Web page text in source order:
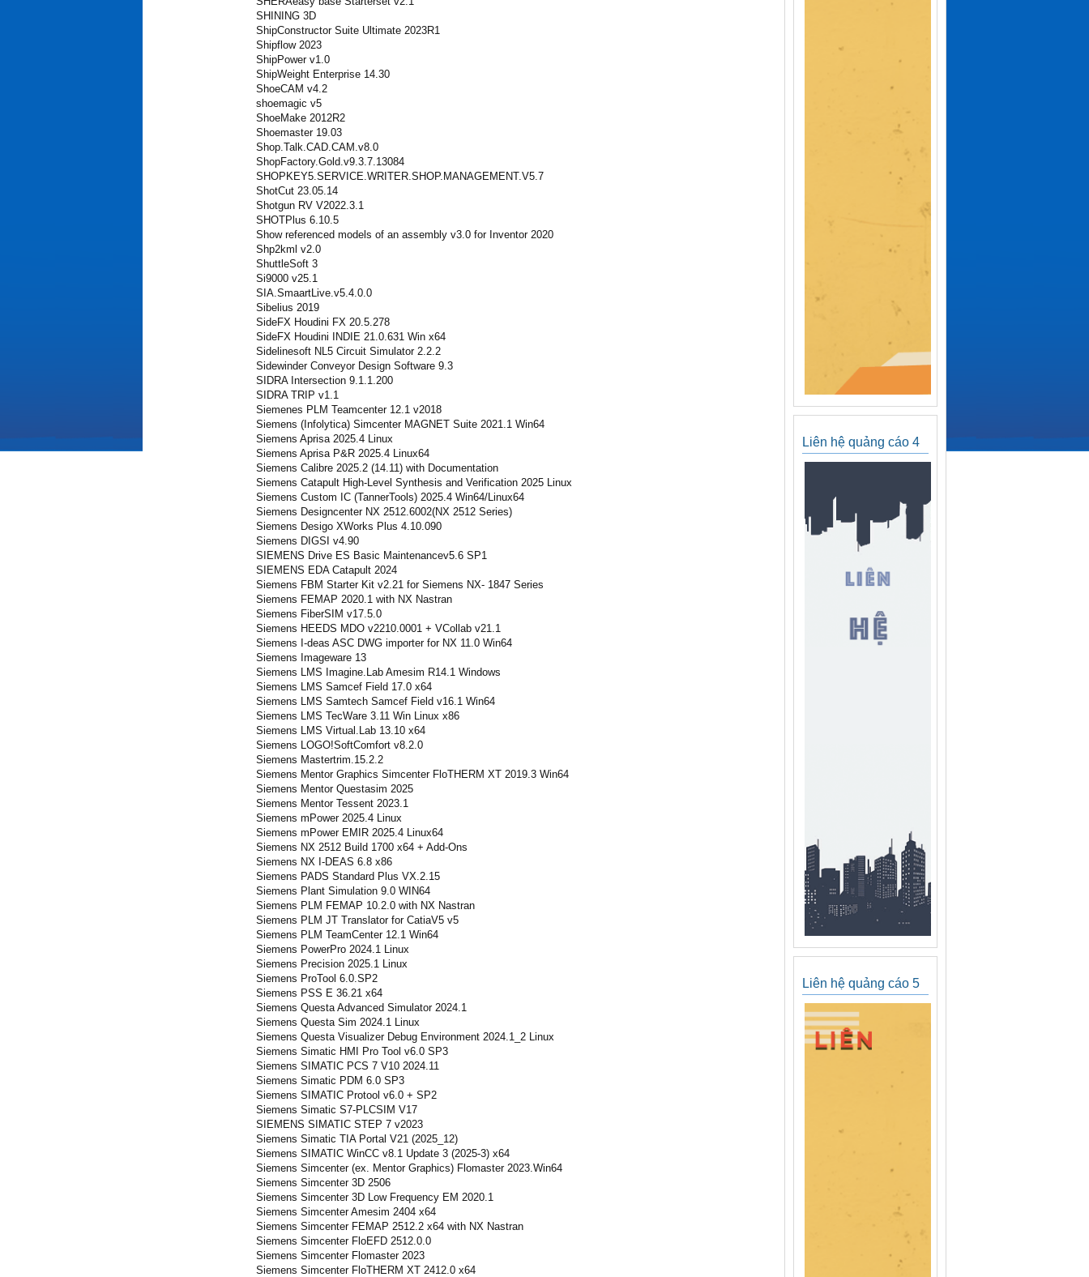
SHINING 3D
ShipConstructor Suite Ultimate 2023R1
Shipflow 2023
ShipPower v1.0
ShipWeight Enterprise 14.30
ShoeCAM v4.2
shoemagic v5
ShoeMake 2012R2
Shoemaster 19.03
Shop.Talk.CAD.CAM.v8.0
ShopFactory.Gold.v9.3.7.13084
SHOPKEY5.SERVICE.WRITER.SHOP.MANAGEMENT.V5.7
ShotCut 23.05.14
Shotgun RV V2022.3.1
SHOTPlus 6.10.5
Show referenced models of an assembly v3.0 for Inventor 2020
Shp2kml v2.0
ShuttleSoft 3
Si9000 v25.1
SIA.SmaartLive.v5.4.0.0
Sibelius 2019
SideFX Houdini FX 20.5.278
SideFX Houdini INDIE 21.0.631 Win x64
Sidelinesoft NL5 Circuit Simulator 2.2.2
Sidewinder Conveyor Design Software 9.3
SIDRA Intersection 9.1.1.200
SIDRA TRIP v1.1
Siemenes PLM Teamcenter 12.1 v2018
Siemens (Infolytica) Simcenter MAGNET Suite 2021.1 Win64
Siemens Aprisa 2025.4 Linux
Siemens Aprisa P&R 2025.4 Linux64
Siemens Calibre 2025.2 (14.11) with Documentation
Siemens Catapult High-Level Synthesis and Verification 2025 Linux
Siemens Custom IC (TannerTools) 2025.4 Win64/Linux64
Siemens Designcenter NX 2512.6002(NX 2512 Series)
Siemens Desigo XWorks Plus 4.10.090
Siemens DIGSI v4.90
SIEMENS Drive ES Basic Maintenancev5.6 SP1
SIEMENS EDA Catapult 2024
Siemens FBM Starter Kit v2.21 for Siemens NX- 1847 Series
Siemens FEMAP 2020.1 with NX Nastran
Siemens FiberSIM v17.5.0
Siemens HEEDS MDO v2210.0001 + VCollab v21.1
Siemens I-deas ASC DWG importer for NX 11.0 Win64
Siemens Imageware 13
Siemens LMS Imagine.Lab Amesim R14.1 Windows
Siemens LMS Samcef Field 17.0 x64
Siemens LMS Samtech Samcef Field v16.1 Win64
Siemens LMS TecWare 3.11 Win Linux x86
Siemens LMS Virtual.Lab 13.10 x64
Siemens LOGO!SoftComfort v8.2.0
Siemens Mastertrim.15.2.2
Siemens Mentor Graphics Simcenter FloTHERM XT 2019.3 Win64
Siemens Mentor Questasim 2025
Siemens Mentor Tessent 2023.1
Siemens mPower 2025.4 Linux
Siemens mPower EMIR 2025.4 Linux64
Siemens NX 2512 Build 1700 x64 + Add-Ons
Siemens NX I-DEAS 6.8 x86
Siemens PADS Standard Plus VX.2.15
Siemens Plant Simulation 9.0 WIN64
Siemens PLM FEMAP 10.2.0 with NX Nastran
Siemens PLM JT Translator for CatiaV5 v5
Siemens PLM TeamCenter 12.1 Win64
Siemens PowerPro 2024.1 Linux
Siemens Precision 2025.1 Linux
Siemens ProTool 6.0.SP2
Siemens PSS E 36.21 x64
Siemens Questa Advanced Simulator 2024.1
Siemens Questa Sim 2024.1 Linux
Siemens Questa Visualizer Debug Environment 2024.1_2 Linux
Siemens Simatic HMI Pro Tool v6.0 SP3
Siemens SIMATIC PCS 7 V10 2024.11
Siemens Simatic PDM 6.0 SP3
Siemens SIMATIC Protool v6.0 + SP2
Siemens Simatic S7-PLCSIM V17
SIEMENS SIMATIC STEP 7 v2023
Siemens Simatic TIA Portal V21 (2025_12)
Siemens SIMATIC WinCC v8.1 Update 3 (2025-3) x64
Siemens Simcenter (ex. Mentor Graphics) Flomaster 2023.Win64
Siemens Simcenter 3D 2506
Siemens Simcenter 3D Low Frequency EM 2020.1
Siemens Simcenter Amesim 2404 x64
Siemens Simcenter FEMAP 2512.2 x64 with NX Nastran
Siemens Simcenter FloEFD 2512.0.0
Siemens Simcenter Flomaster 2023
Siemens Simcenter FloTHERM XT 2412.0 x64
Liên hệ quảng cáo 4
Liên hệ quảng cáo 5